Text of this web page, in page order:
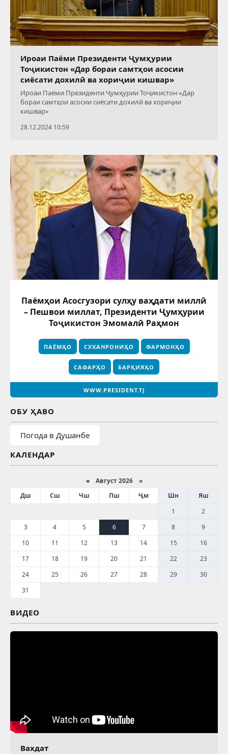
Ироаи Паёми Президенти Ҷумҳурии
Тоҷикистон «Дар бораи самтҳои асосии
сиёсати дохилӣ ва хориҷии кишвар»
Ироаи Паёми Президенти Ҷумҳурии Тоҷикистон «Дар
бораи самтҳои асосии сиёсати дохилӣ ва хориҷии
кишвар»
28.12.2024 10:59
Паёмҳои Асосгузори сулҳу ваҳдати миллӣ
– Пешвои миллат, Президенти Ҷумҳурии
Тоҷикистон Эмомалӣ Раҳмон
ПАЁМҲО СУХАНРОНИҲО ФАРМОНҲО
САФАРҲО БАРҚИЯҲО
WWW.PRESIDENT.TJ
ОБУ ҲАВО
Погода в Душанбе
КАЛЕНДАР
«Август 2026 »
Дш
Сш Чш Пш Ҷм Шн
Яш
1
2
3
4 5 6 7 8
9
10
11 12 13 14 15
16
17
18 19 20 21 22
23
24
25 26 27 28 29
30
31
ВИДЕО
Вахдат